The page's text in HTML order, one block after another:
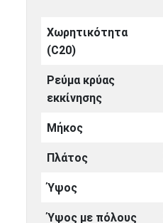
Χωρητικότητα
(C20)
Ρεύμα κρύας
εκκίνησης
Μήκος
Πλάτος
Ύψος
Ύψος με πόλους